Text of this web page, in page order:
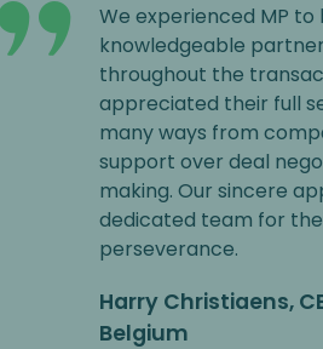
We experienced MP to
knowledgeable
throughout the
appreciated their full
many ways from
support over deal
making. Our sincere
dedicated team for
perseverance.
Harry Christiaens,
Belgium